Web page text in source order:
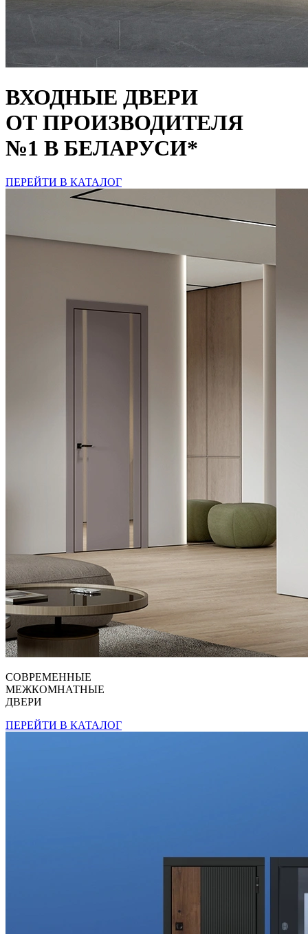
ВХОДНЫЕ ДВЕРИ
ОТ ПРОИЗВОДИТЕЛЯ
№1 В БЕЛАРУСИ*
ПЕРЕЙТИ В КАТАЛОГ
СОВРЕМЕННЫЕ
МЕЖКОМНАТНЫЕ
ДВЕРИ
ПЕРЕЙТИ В КАТАЛОГ